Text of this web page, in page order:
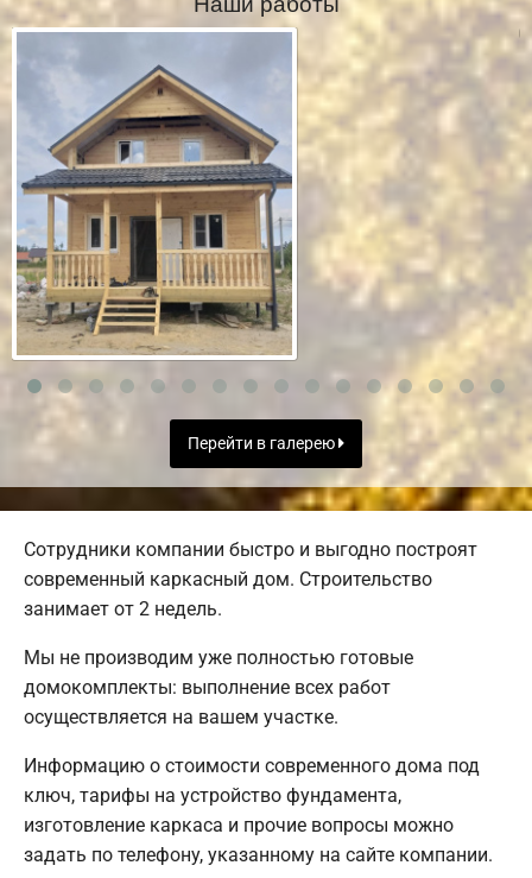
Перейти в галерею
Сотрудники компании быстро и выгодно построят
современный каркасный дом. Строительство
занимает от 2 недель.
Мы не производим уже полностью готовые
домокомплекты: выполнение всех работ
осуществляется на вашем участке.
Информацию о стоимости современного дома под
ключ, тарифы на устройство фундамента,
изготовление каркаса и прочие вопросы можно
задать по телефону, указанному на сайте компании.